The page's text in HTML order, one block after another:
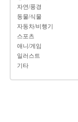
자연/풍경
동물/식물
자동차/비행기
스포츠
애니/게임
일러스트
기타